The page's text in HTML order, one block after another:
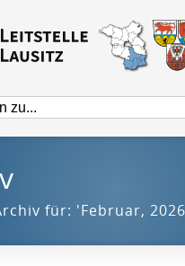
für: 'Februar,